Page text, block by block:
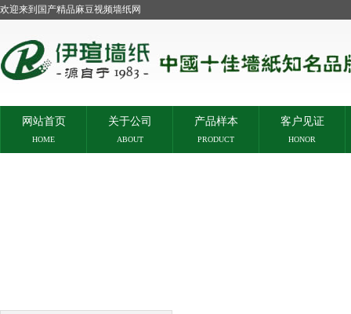
欢迎来到国产精品麻豆视频墙纸网
网站首页
HOME
关于公司
ABOUT
产品样本
PRODUCT
客户见证
HONOR